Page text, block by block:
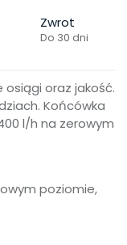
Zwrot
Do 30 dni
oraz jakość.
Końcówka
l/h na zerowym
poziomie,